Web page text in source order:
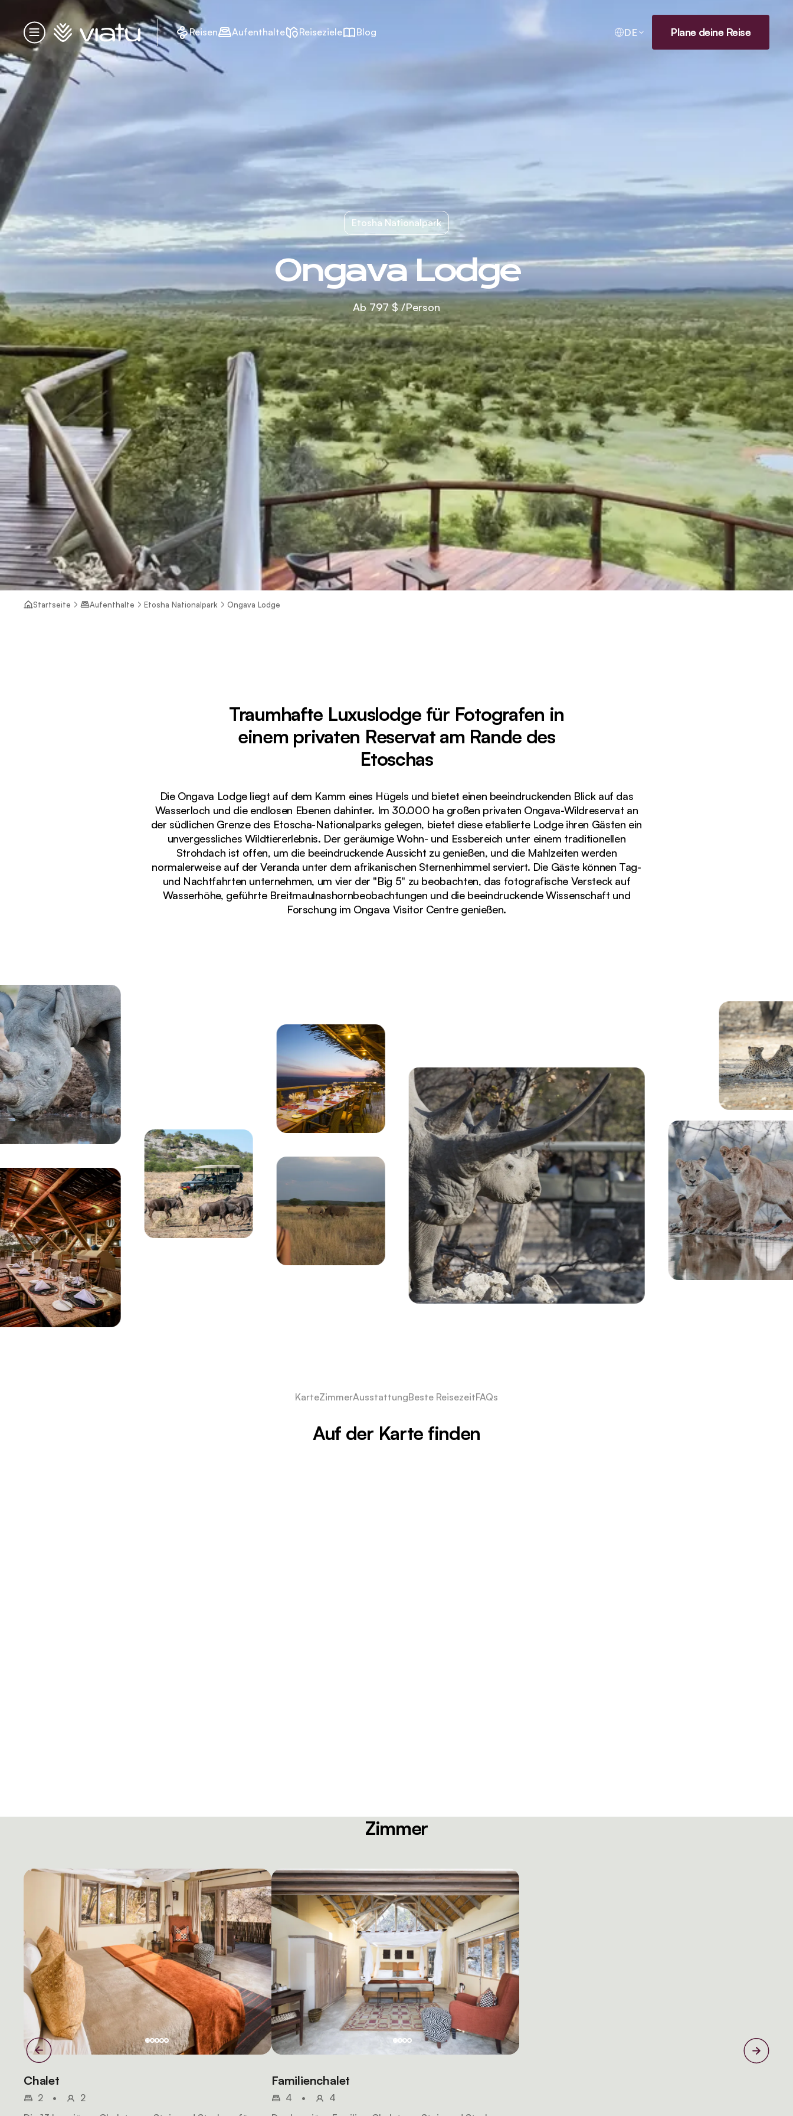
Menü
Startseite Reisen Aufenthalte Reiseziele Blog DE Plane deine Reise
Etosha Nationalpark
Ongava Lodge
Ab 797 $ /Person
Startseite Aufenthalte Etosha Nationalpark Ongava Lodge
Traumhafte Luxuslodge für Fotografen in
einem privaten Reservat am Rande des
Etoschas
Die Ongava Lodge liegt auf dem Kamm eines Hügels und bietet einen beeindruckenden Blick auf das
Wasserloch und die endlosen Ebenen dahinter. Im 30.000 ha großen privaten Ongava-Wildreservat an
der südlichen Grenze des Etoscha-Nationalparks gelegen, bietet diese etablierte Lodge ihren Gästen ein
unvergessliches Wildtiererlebnis. Der geräumige Wohn- und Essbereich unter einem traditionellen
Strohdach ist offen, um die beeindruckende Aussicht zu genießen, und die Mahlzeiten werden
normalerweise auf der Veranda unter dem afrikanischen Sternenhimmel serviert. Die Gäste können Tag-
und Nachtfahrten unternehmen, um vier der "Big 5" zu beobachten, das fotografische Versteck auf
Wasserhöhe, geführte Breitmaulnashornbeobachtungen und die beeindruckende Wissenschaft und
Forschung im Ongava Visitor Centre genießen.
KarteZimmerAusstattungBeste ReisezeitFAQs
Auf der Karte finden
Zimmer
Chalet
2 •
2
Familienchalet
4 •
4